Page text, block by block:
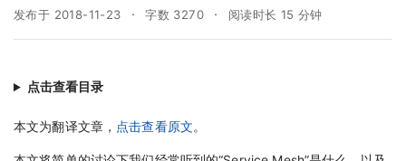
发布于 2018-11-23
字数 3270 阅读时长 15 分钟
点击查看目录
本文为翻译文章， 点击查看原文。